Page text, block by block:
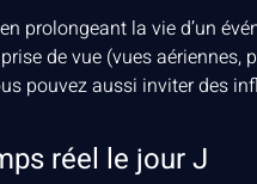
prolongeant la vie d’un
de vue (vues aériennes,
pouvez aussi inviter des
réel le jour J